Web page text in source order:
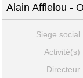
Alain Afflelou -
Siege social
Activité(s)
Directeur